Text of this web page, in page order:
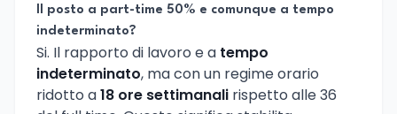
Il posto a part-time 50% e comunque a tempo
indeterminato?
Si. Il rapporto di lavoro e a tempo
indeterminato, ma con un regime orario
ridotto a18 ore settimanali rispetto alle 36